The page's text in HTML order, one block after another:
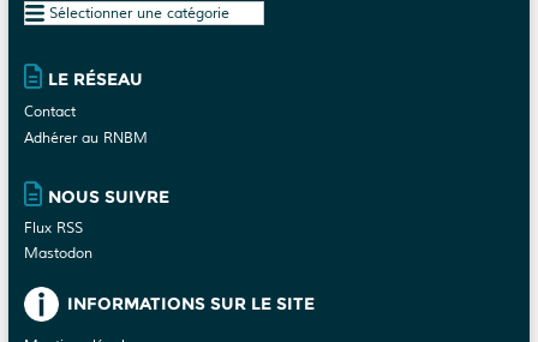
Plan
site
LE RÉSEAU
Contact
Adhérer au RNBM
NOUS SUIVRE
Flux RSS
Mastodon
INFORMATIONS SUR LE SITE